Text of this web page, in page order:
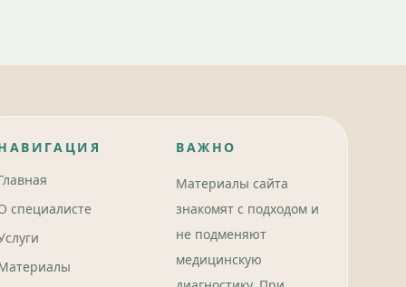
специалисте
ВАЖНО
Материалы сайта
знакомят с подходом и
не подменяют
медицинскую